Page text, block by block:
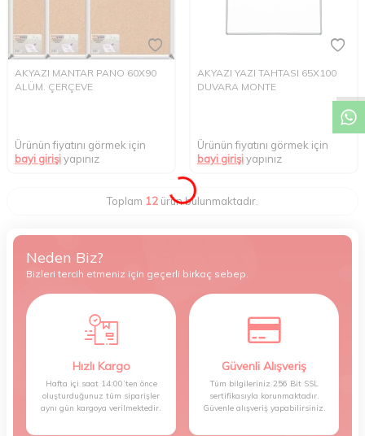
AKYAZI MANTAR PANO 60X90
ALÜM. ÇERÇEVE
Ürünün fiyatını görmek için
bayi girişiyapınız
AKYAZI YAZI TAHTASI 65X100
DUVARA MONTE
Ürünün fiyatını görmek için
bayi girişiyapınız
Toplam 12 ürün bulunmaktadır.
Neden Biz?
Bizleri tercih etmeniz için geçerli birkaç sebep.
Hızlı Kargo
Hafta içi saat 14:00’ten önce
oluşturduğunuz tüm siparişler
aynı gün kargoya verilmektedir.
Güvenli Alışveriş
Tüm bilgileriniz 256 Bit SSL
sertifikasıyla korunmaktadır.
Güvenle alışveriş yapabilirsiniz.